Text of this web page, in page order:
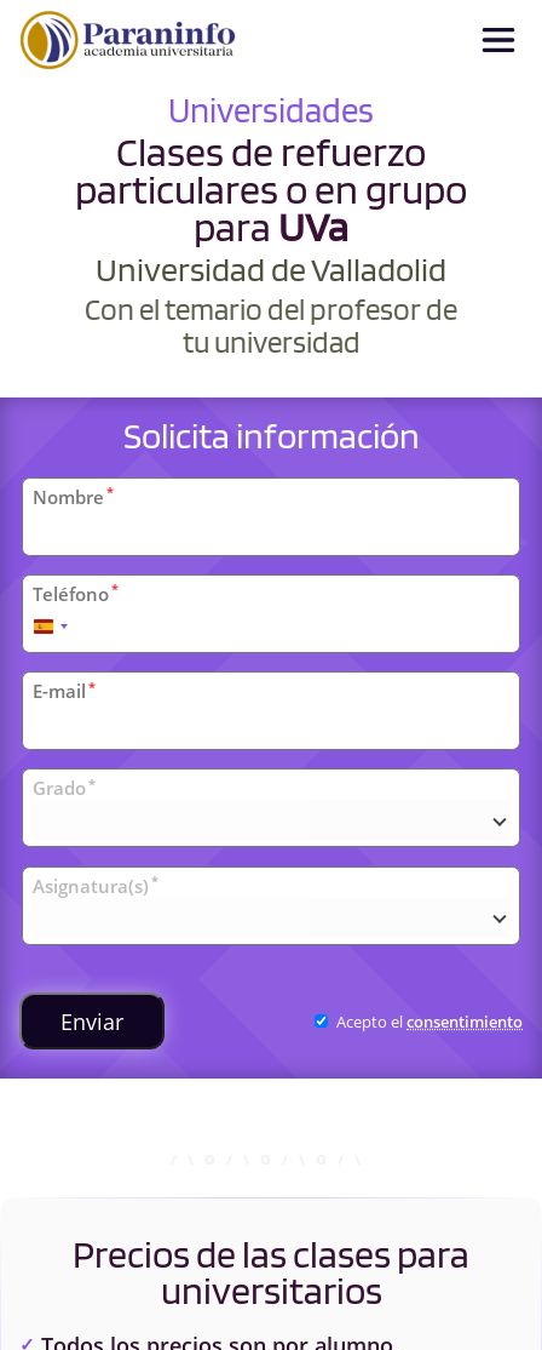
Universidades
Clases de refuerzo
particulares o en grupo
para UVa
Universidad de Valladolid
Con el temario del profesor de
tu universidad
Solicita información
Datos
personales
Nombre *
Teléfono*
España
+34
E-mail *
Clases
universitarias
Grado*
Asignatura(s) *
Enviar Acepto elconsentimiento
Precios de las clases para
universitarios